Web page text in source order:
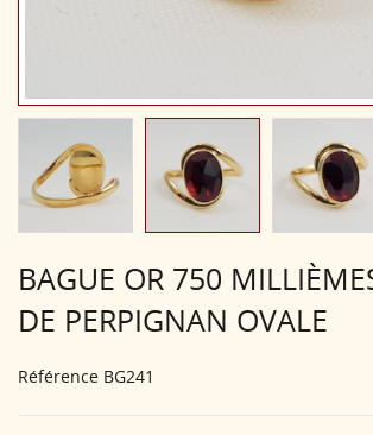
BAGUE OR 750
DE PERPIGNAN OVALE
Référence BG241